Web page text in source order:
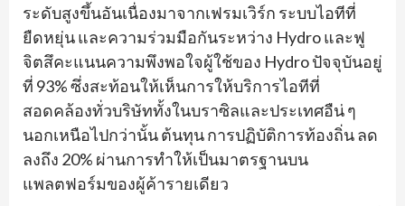
ระดับสูงขึ้นอันเนื่องมาจากเฟรมเวิร์ก ระบบไอทีที่
ยืดหยุ่น และความร่วมมือกันระหว่าง Hydro และฟู
จิตสึคะแนนความพึงพอใจผู้ใช้ของ Hydro ปัจจุบันอยู่
ที่ 93% ซึ่งสะท้อนให้เห็นการให้บริการไอทีที่
สอดคล้องทั่วบริษัททั้งในบราซิลและประเทศอืน่ ๆ
นอกเหนือไปกว่านั้น ต้นทุน การปฏิบัติการท้องถิ่น ลด
ลงถึง 20% ผ่านการทำให้เป็นมาตรฐานบน
แพลตฟอร์มของผู้ค้ารายเดียว